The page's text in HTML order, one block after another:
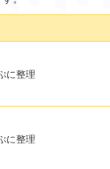
に整理
に整理